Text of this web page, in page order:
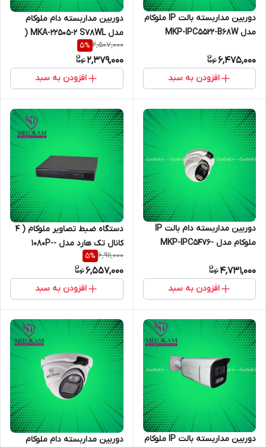
دوربین مداربسته بالت IP ملوکام
مدل MKP-IPC5522-B68W
6,475,000
افزودن به سبد
دوربین مداربسته دام ملوکام
مدل MKA-22505-2 S78WL (
میکروفن دار)
2,507,000
5%
2,379,000
افزودن به سبد
دوربین مداربسته دام بالت IP
ملوکام مدل MKP-IPC5476-
4,731,000
افزودن به سبد
دستگاه ضبط تصاویر ملوکام ( 4
کانال تک هارد مدل -1080P-
MKD_4512n 5M plite )
6,911,000
5%
6,557,000
افزودن به سبد
دوربین مداربسته بالت IP ملوکام
دوربین مداربسته دام ملوکام